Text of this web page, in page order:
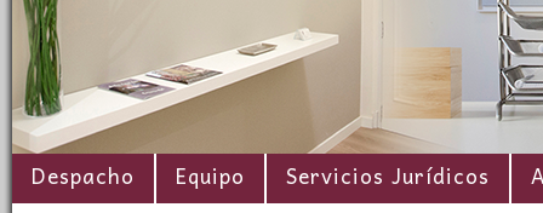
Despacho Equipo Servicios Jurídicos